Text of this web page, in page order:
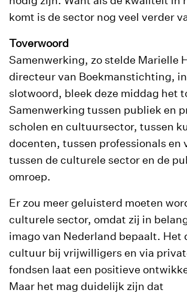
komt is de sector nog veel verder
Toverwoord
Samenwerking, zo stelde Marielle
directeur van Boekmanstichting,
slotwoord, bleek deze middag het
Samenwerking tussen publiek en
scholen en cultuursector, tussen
docenten, tussen professionals en
tussen de culturele sector en de
omroep.
Er zou meer geluisterd moeten
culturele sector, omdat zij in
imago van Nederland bepaalt. Het
cultuur bij vrijwilligers en via
fondsen laat een positieve
Maar het mag duidelijk zijn dat